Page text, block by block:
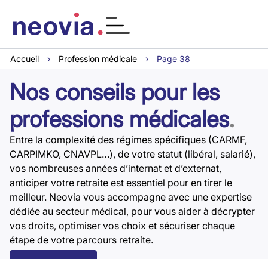
Accueil › Profession médicale › Page 38
Nos conseils pour les
professions médicales.
Entre la complexité des régimes spécifiques (CARMF,
CARPIMKO, CNAVPL…), de votre statut (libéral, salarié),
vos nombreuses années d’internat et d’externat,
anticiper votre retraite est essentiel pour en tirer le
meilleur. Neovia vous accompagne avec une expertise
dédiée au secteur médical, pour vous aider à décrypter
vos droits, optimiser vos choix et sécuriser chaque
étape de votre parcours retraite.